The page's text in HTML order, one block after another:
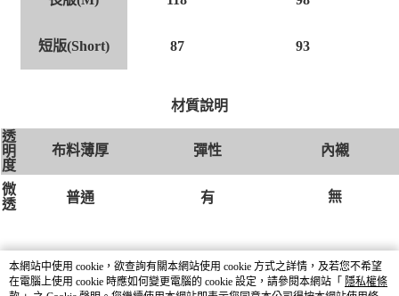
短版(Short) 87 93
材質說明
透
明
度
布料薄厚 彈性 內襯
微
透
普通 有 無
本網站中使用 cookie，欲查詢有關本網站使用 cookie 方式之詳情，及若您不希望
在電腦上使用 cookie 時應如何變更電腦的 cookie 設定，請參閱本網站「 隱私權條